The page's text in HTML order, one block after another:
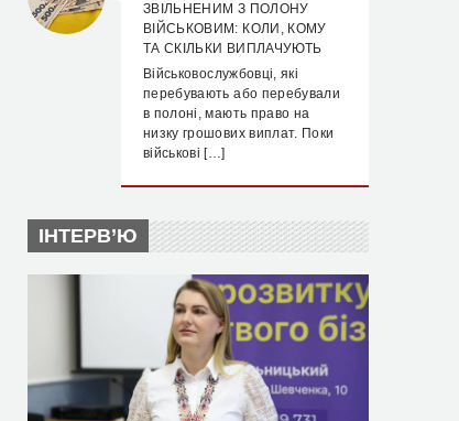
ЗВІЛЬНЕНИМ З ПОЛОНУ
ВІЙСЬКОВИМ: КОЛИ, КОМУ
ТА СКІЛЬКИ ВИПЛАЧУЮТЬ
Військовослужбовці, які
перебувають або перебували
в полоні, мають право на
низку грошових виплат. Поки
військові […]
ІНТЕРВ’Ю